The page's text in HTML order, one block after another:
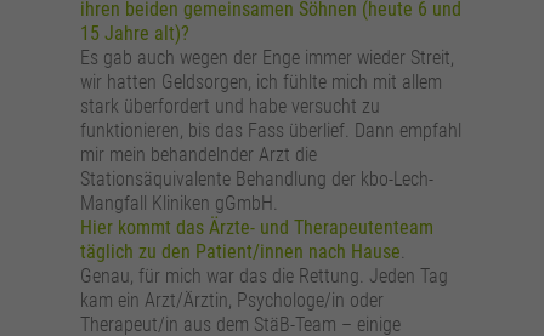
ihren beiden gemeinsamen Söhnen (heute 6 und
15 Jahre alt)?
Es gab auch wegen der Enge immer wieder Streit,
wir hatten Geldsorgen, ich fühlte mich mit allem
stark überfordert und habe versucht zu
funktionieren, bis das Fass überlief. Dann empfahl
mir mein behandelnder Arzt die
Stationsäquivalente Behandlung der kbo-Lech-
Mangfall Kliniken gGmbH.
Hier kommt das Ärzte- und Therapeutenteam
täglich zu den Patient/innen nach Hause.
Genau, für mich war das die Rettung. Jeden Tag
kam ein Arzt/Ärztin, Psychologe/in oder
Therapeut/in aus dem StäB-Team – einige